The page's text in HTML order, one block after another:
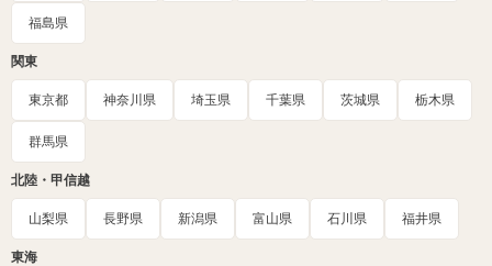
福島県
関東
東京都 神奈川県 埼玉県 千葉県 茨城県 栃木県
群馬県
北陸・甲信越
山梨県 長野県 新潟県 富山県 石川県 福井県
東海